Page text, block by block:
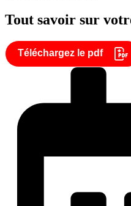
Tout savoir sur
Téléchargez le pdf